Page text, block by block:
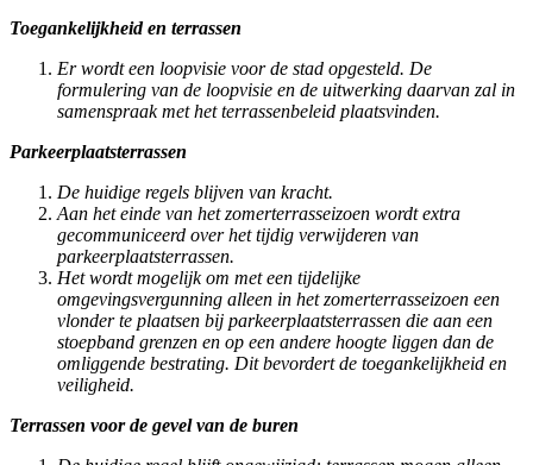
Toegankelijkheid en terrassen
Er wordt een loopvisie voor de stad opgesteld. De
formulering van de loopvisie en de uitwerking daarvan zal in
samenspraak met het terrassenbeleid plaatsvinden.
Parkeerplaatsterrassen
De huidige regels blijven van kracht.
Aan het einde van het zomerterrasseizoen wordt extra
gecommuniceerd over het tijdig verwijderen van
parkeerplaatsterrassen.
Het wordt mogelijk om met een tijdelijke
omgevingsvergunning alleen in het zomerterrasseizoen een
vlonder te plaatsen bij parkeerplaatsterrassen die aan een
stoepband grenzen en op een andere hoogte liggen dan de
omliggende bestrating. Dit bevordert de toegankelijkheid en
veiligheid.
Terrassen voor de gevel van de buren